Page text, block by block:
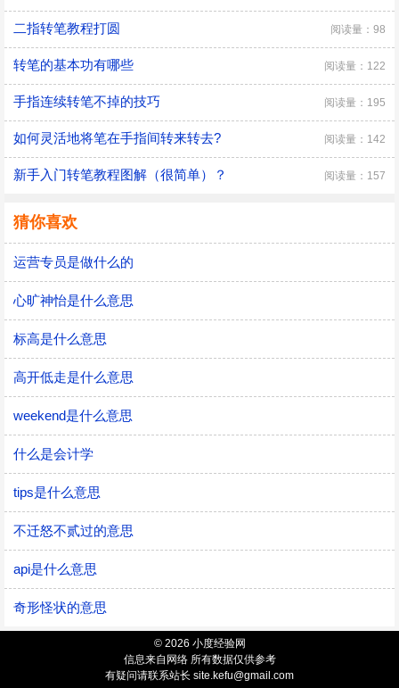
二指转笔教程打圆 阅读量：98
转笔的基本功有哪些 阅读量：122
手指连续转笔不掉的技巧 阅读量：195
如何灵活地将笔在手指间转来转去? 阅读量：142
新手入门转笔教程图解（很简单）？ 阅读量：157
猜你喜欢
运营专员是做什么的
心旷神怡是什么意思
标高是什么意思
高开低走是什么意思
weekend是什么意思
什么是会计学
tips是什么意思
不迁怒不贰过的意思
api是什么意思
奇形怪状的意思
© 2026 小度经验网
信息来自网络 所有数据仅供参考
有疑问请联系站长 site.kefu@gmail.com